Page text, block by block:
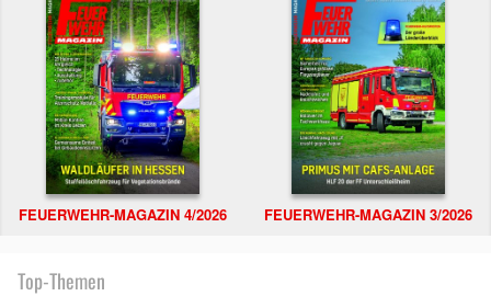
FEUERWEHR-MAGAZIN 4/2026 FEUERWEHR-MAGAZIN 3/2026
Top-Themen